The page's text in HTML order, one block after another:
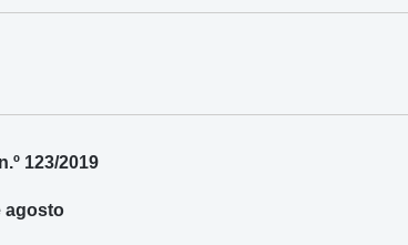
123/2019
agosto